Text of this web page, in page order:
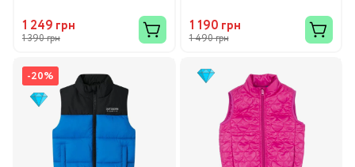
1 249 грн
1 390 грн
1 190 грн
1 490 грн
-20%